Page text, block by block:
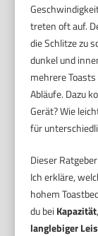
treten oft auf.
die Schlitze zu
dunkel und
mehrere
Abläufe. Dazu
Gerät? Wie
für
Dieser
Ich erkläre,
hohem
du bei Kapazität
langlebiger